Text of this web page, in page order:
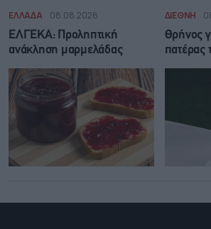
ΕΛΛΑΔΑ 08.08.2026
ΕΛΓΕΚΑ: Προληπτική
ανάκληση μαρμελάδας
ΔΙΕΘΝΗ
Θρήνος
πατέρας